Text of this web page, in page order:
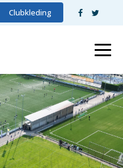
Clubkleding